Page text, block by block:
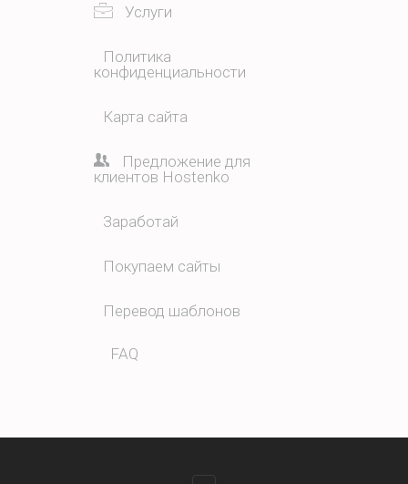
Услуги
Политика
конфиденциальности
Карта сайта
Предложение для
клиентов Hostenko
Заработай
Покупаем сайты
Перевод шаблонов
FAQ